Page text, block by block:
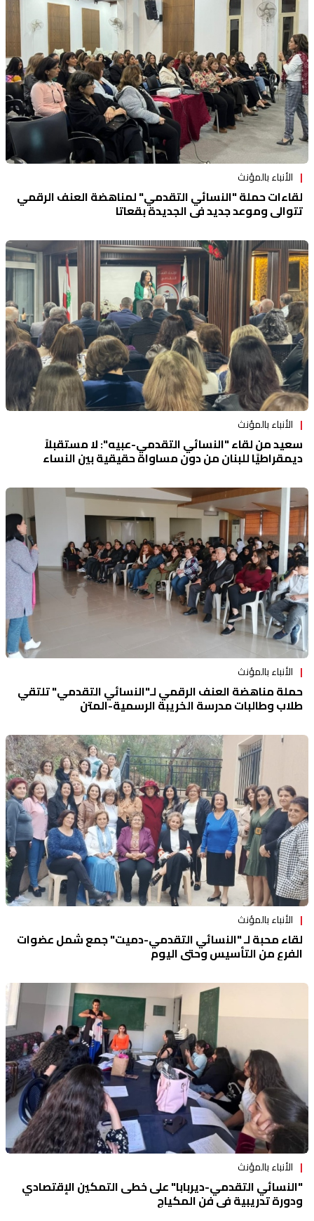
الأنباء بالمؤنث
لقاءات حملة "النسائي التقدمي" لمناهضة العنف الرقمي
تتوالى وموعد جديد في الجديدة بقعاتا
الأنباء بالمؤنث
سعيد من لقاء "النسائي التقدمي-عبيه": لا مستقبلاً
ديمقراطيًا للبنان من دون مساواة حقيقية بين النساء
والرجال
الأنباء بالمؤنث
حملة مناهضة العنف الرقمي لـ"النسائي التقدمي" تلتقي
طلاب وطالبات مدرسة الخريبة الرسمية-المتن
الأنباء بالمؤنث
لقاء محبة لـ "النسائي التقدمي-دميت" جمع شمل عضوات
الفرع من التأسيس وحتى اليوم
الأنباء بالمؤنث
"النسائي التقدمي-ديربابا" على خطى التمكين الإقتصادي
ودورة تدريبية في فن المكياج